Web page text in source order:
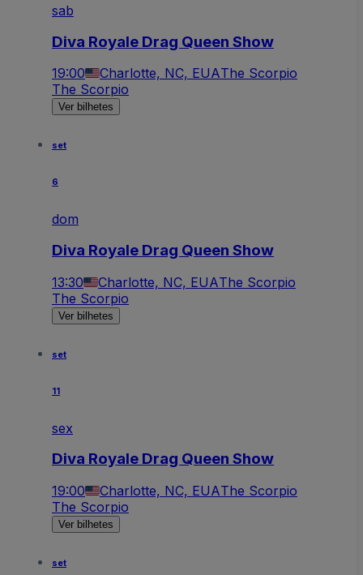
sab
Diva Royale Drag Queen Show
19:00 Charlotte, NC, EUAThe Scorpio
The Scorpio
Ver bilhetes
set
6
dom
Diva Royale Drag Queen Show
13:30 Charlotte, NC, EUAThe Scorpio
The Scorpio
Ver bilhetes
set
11
sex
Diva Royale Drag Queen Show
19:00 Charlotte, NC, EUAThe Scorpio
The Scorpio
Ver bilhetes
set